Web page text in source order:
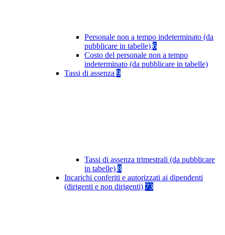
Personale non a tempo indeterminato (da
pubblicare in tabelle) 6
Costo del personale non a tempo
indeterminato (da pubblicare in tabelle)
Tassi di assenza 9
Tassi di assenza trimestrali (da pubblicare
in tabelle) 8
Incarichi conferiti e autorizzati ai dipendenti
(dirigenti e non dirigenti) 73